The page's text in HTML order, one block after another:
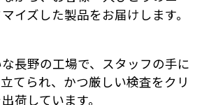
イズした製品をお届けします。
長野の工場で、スタッフの手に
てられ、かつ厳しい検査をクリ
荷しています。